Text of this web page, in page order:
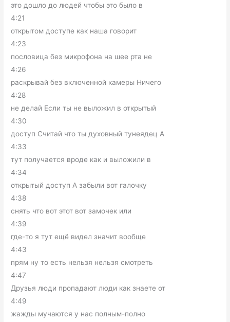
это дошло до людей чтобы это было в
4:21
открытом доступе как наша говорит
4:23
пословица без микрофона на шее рта не
4:26
раскрывай без включенной камеры Ничего
4:28
не делай Если ты не выложил в открытый
4:30
доступ Считай что ты духовный тунеядец А
4:33
тут получается вроде как и выложили в
4:34
открытый доступ А забыли вот галочку
4:38
снять что вот этот вот замочек или
4:39
где-то я тут ещё видел значит вообще
4:43
прям ну то есть нельзя нельзя смотреть
4:47
Друзья люди пропадают люди как знаете от
4:49
жажды мучаются у нас полным-полно